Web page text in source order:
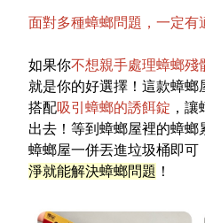
面對多種蟑螂問題，一定有
如果你不想親手處理蟑螂殘
就是你的好選擇！這款蟑螂
搭配吸引蟑螂的誘餌錠 ，
出去！等到蟑螂屋裡的蟑
蟑螂屋一併丟進垃圾桶即可
淨就能解決蟑螂問題 ！